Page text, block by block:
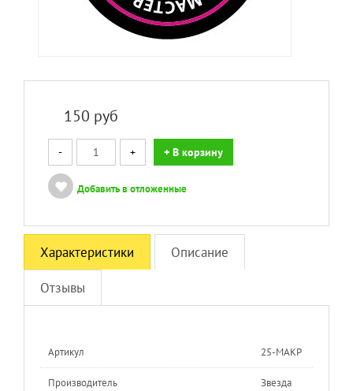
150 руб
- + + В корзину
Добавить в отложенные
Характеристики Описание
Отзывы
Артикул 25-МАКР
Производитель Звезда